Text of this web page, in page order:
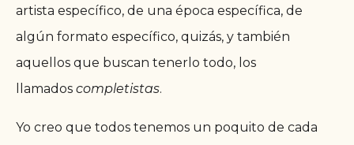
artista específico, de una época específica, de
algún formato específico, quizás, y también
aquellos que buscan tenerlo todo, los
llamados completistas.
Yo creo que todos tenemos un poquito de cada